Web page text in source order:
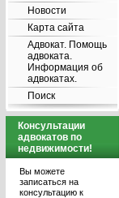
Новости
Карта сайта
Адвокат. Помощь
адвоката.
Информация об
адвокатах.
Поиск
Консультации
адвокатов по
недвижимости!
Вы можете
записаться на
консультацию к